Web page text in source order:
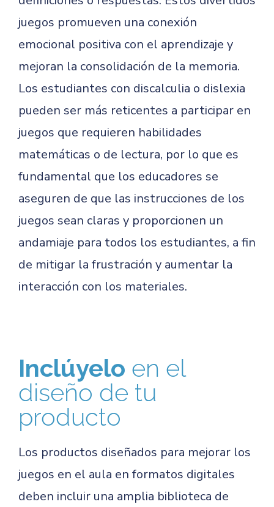
juegos promueven una conexión
emocional positiva con el aprendizaje y
mejoran la consolidación de la memoria.
Los estudiantes con discalculia o dislexia
pueden ser más reticentes a participar en
juegos que requieren habilidades
matemáticas o de lectura, por lo que es
fundamental que los educadores se
aseguren de que las instrucciones de los
juegos sean claras y proporcionen un
andamiaje para todos los estudiantes, a fin
de mitigar la frustración y aumentar la
interacción con los materiales.
Inclúyelo en el
diseño de tu
producto
Los productos diseñados para mejorar los
juegos en el aula en formatos digitales
deben incluir una amplia biblioteca de